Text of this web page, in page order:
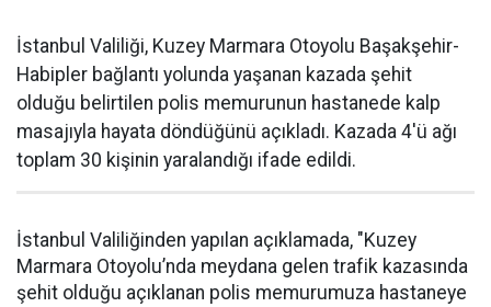
İstanbul Valiliği, Kuzey Marmara Otoyolu Başakşehir-
Habipler bağlantı yolunda yaşanan kazada şehit
olduğu belirtilen polis memurunun hastanede kalp
masajıyla hayata döndüğünü açıkladı. Kazada 4'ü ağı
toplam 30 kişinin yaralandığı ifade edildi.
İstanbul Valiliğinden yapılan açıklamada, "Kuzey
Marmara Otoyolu’nda meydana gelen trafik kazasında
şehit olduğu açıklanan polis memurumuza hastaneye